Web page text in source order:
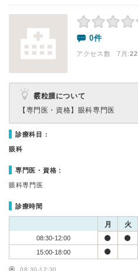
0件
アクセス数 7月:22
霰粒腫について
【専門医・資格】 眼科専門医
診療科目：
眼科
専門医・資格：
眼科専門医
診療時間
月 火
08:30-12:00
15:00-18:00
08:30-12:30